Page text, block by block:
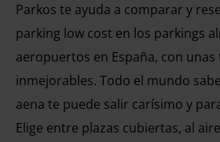
Parkos te ayuda a comparar y
parking low cost en los parkings
aeropuertos en España, con unas
inmejorables. Todo el mundo
aena te puede salir carísimo y
Elige entre plazas cubiertas, al